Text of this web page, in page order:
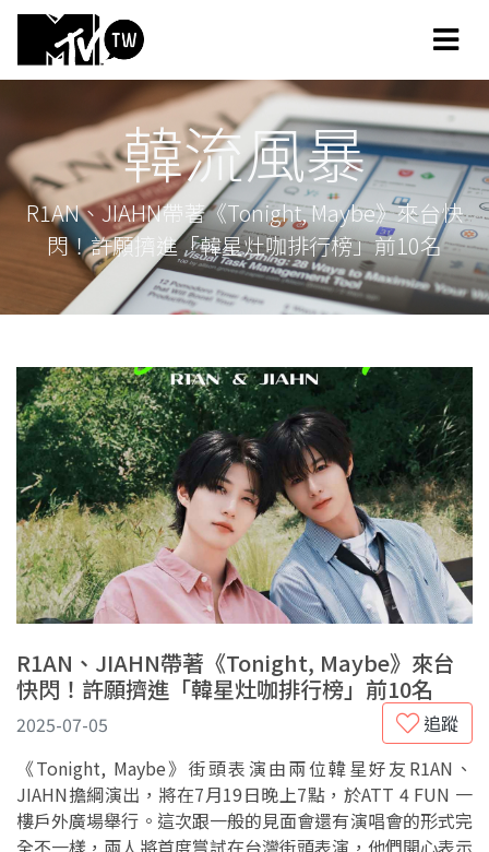
韓流風暴
R1AN、JIAHN帶著《Tonight, Maybe》來台快
閃！許願擠進「韓星灶咖排行榜」前10名
R1AN、JIAHN帶著《Tonight, Maybe》來台
快閃！許願擠進「韓星灶咖排行榜」前10名
追蹤
2025-07-05
《Tonight, Maybe》街頭表演由兩位韓星好友R1AN、
JIAHN擔綱演出，將在7月19日晚上7點，於ATT 4 FUN 一
樓戶外廣場舉行。這次跟一般的見面會還有演唱會的形式完
全不一樣，兩人將首度嘗試在台灣街頭表演，他們開心表示